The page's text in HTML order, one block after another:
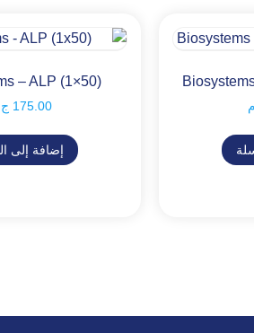
– ALP (1×50)
175.00
إضافة إلى